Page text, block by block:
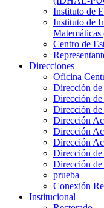
Instituto de
Instituto de
Centro de
Direcciones
Oficina
Dirección de
Dirección
Dirección
Dirección
Dirección
Dirección
Dirección de
Dirección
prueba
Conexión
Institucional